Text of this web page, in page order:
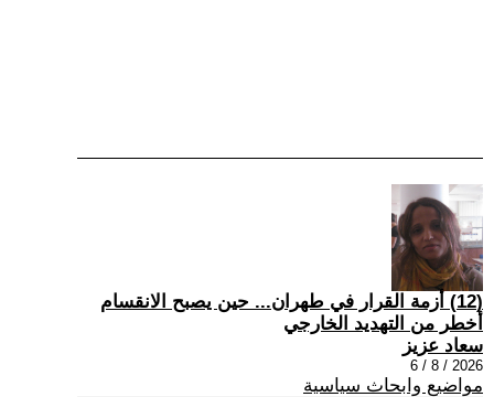
(12) أزمة القرار في طهران... حين يصبح الانقسام
أخطر من التهديد الخارجي
سعاد عزيز
2026 / 8 / 6
مواضيع وابحاث سياسية